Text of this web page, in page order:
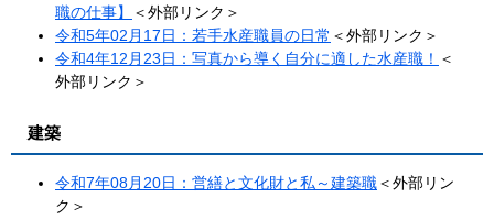
職の仕事】
＜外部リンク＞
令和5年02月17日：若手水産職員の日常 ＜外部リンク＞
令和4年12月23日：写真から導く自分に適した水産職！ ＜
外部リンク＞
建築
令和7年08月20日：営繕と文化財と私～建築職＜外部リン
ク＞